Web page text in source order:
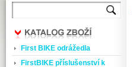
First BIKE odrážedla
FirstBIKE příslušenství k